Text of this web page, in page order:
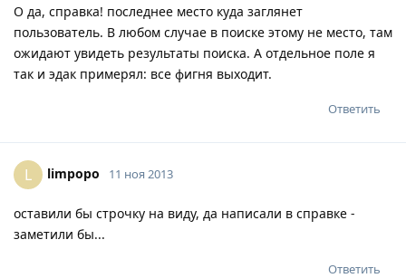
О да, справка! последнее место куда заглянет
пользователь. В любом случае в поиске этому не место, там
ожидают увидеть результаты поиска. А отдельное поле я
так и эдак примерял: все фигня выходит.
Ответить
L limpopo 11 ноя 2013
оставили бы строчку на виду, да написали в справке -
заметили бы...
Ответить